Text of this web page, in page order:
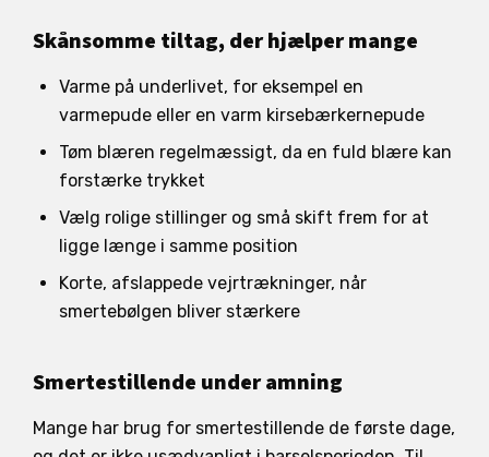
Skånsomme tiltag, der hjælper mange
Varme på underlivet, for eksempel en
varmepude eller en varm kirsebærkernepude
Tøm blæren regelmæssigt, da en fuld blære kan
forstærke trykket
Vælg rolige stillinger og små skift frem for at
ligge længe i samme position
Korte, afslappede vejrtrækninger, når
smertebølgen bliver stærkere
Smertestillende under amning
Mange har brug for smertestillende de første dage,